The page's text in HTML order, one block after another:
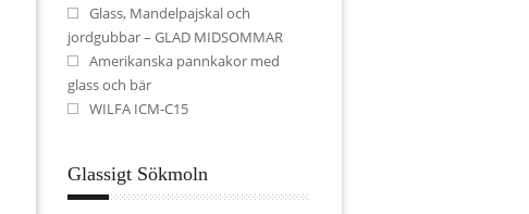
Glass, Mandelpajskal och
jordgubbar – GLAD MIDSOMMAR
Amerikanska pannkakor med
glass och bär
WILFA ICM-C15
Glassigt Sökmoln